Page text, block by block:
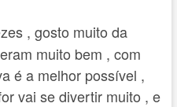
, gosto muito da
muito bem , com
é a melhor possível ,
vai se divertir muito , e